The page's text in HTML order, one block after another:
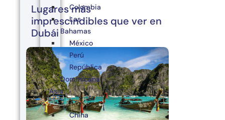
Lugares más
imprescindibles que ver en
Dubái
Colombia
Las
Bahamas
México
Perú
República
Dominicana
Asia
China